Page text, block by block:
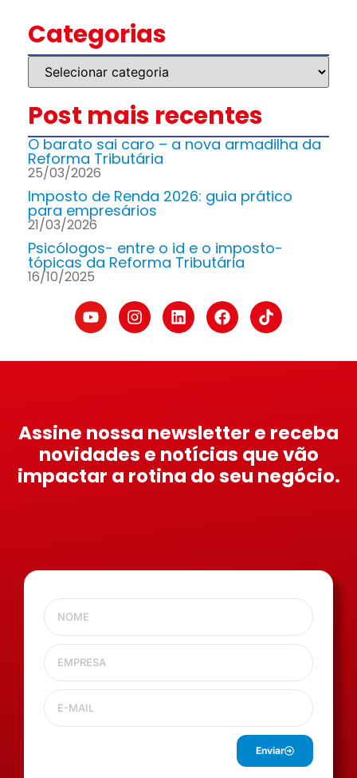
Categorias
Post mais recentes
O barato sai caro – a nova armadilha da
Reforma Tributária
25/03/2026
Imposto de Renda 2026: guia prático
para empresários
21/03/2026
Psicólogos- entre o id e o imposto-
tópicas da Reforma Tributária
16/10/2025
Assine nossa newsletter e receba
novidades e notícias que vão
impactar a rotina do seu negócio.
Enviar